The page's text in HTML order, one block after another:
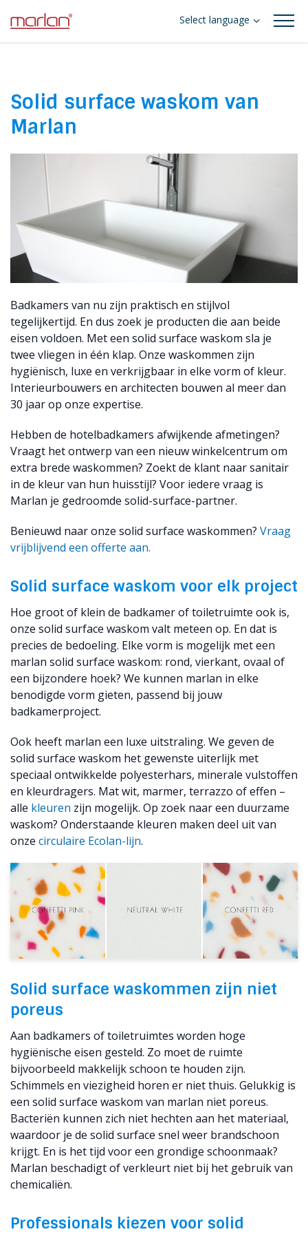
Select language
Solid surface waskom van
Marlan
Badkamers van nu zijn praktisch en stijlvol
tegelijkertijd. En dus zoek je producten die aan beide
eisen voldoen. Met een solid surface waskom sla je
twee vliegen in één klap. Onze waskommen zijn
hygiënisch, luxe en verkrijgbaar in elke vorm of kleur.
Interieurbouwers en architecten bouwen al meer dan
30 jaar op onze expertise.
Hebben de hotelbadkamers afwijkende afmetingen?
Vraagt het ontwerp van een nieuw winkelcentrum om
extra brede waskommen? Zoekt de klant naar sanitair
in de kleur van hun huisstijl? Voor iedere vraag is
Marlan je gedroomde solid-surface-partner.
Benieuwd naar onze solid surface waskommen? Vraag
vrijblijvend een offerte aan.
Solid surface waskom voor elk project
Hoe groot of klein de badkamer of toiletruimte ook is,
onze solid surface waskom valt meteen op. En dat is
precies de bedoeling. Elke vorm is mogelijk met een
marlan solid surface waskom: rond, vierkant, ovaal of
een bijzondere hoek? We kunnen marlan in elke
benodigde vorm gieten, passend bij jouw
badkamerproject.
Ook heeft marlan een luxe uitstraling. We geven de
solid surface waskom het gewenste uiterlijk met
speciaal ontwikkelde polyesterhars, minerale vulstoffen
en kleurdragers. Mat wit, marmer, terrazzo of effen –
alle kleuren zijn mogelijk. Op zoek naar een duurzame
waskom? Onderstaande kleuren maken deel uit van
onze circulaire Ecolan-lijn.
Solid surface waskommen zijn niet
poreus
Aan badkamers of toiletruimtes worden hoge
hygiënische eisen gesteld. Zo moet de ruimte
bijvoorbeeld makkelijk schoon te houden zijn.
Schimmels en viezigheid horen er niet thuis. Gelukkig is
een solid surface waskom van marlan niet poreus.
Bacteriën kunnen zich niet hechten aan het materiaal,
waardoor je de solid surface snel weer brandschoon
krijgt. En is het tijd voor een grondige schoonmaak?
Marlan beschadigt of verkleurt niet bij het gebruik van
chemicaliën.
Professionals kiezen voor solid